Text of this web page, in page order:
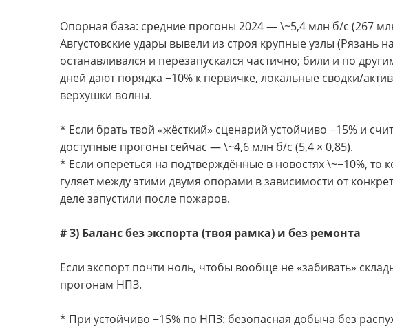
Опорная база: средние прогоны 2024 — \~5,4 млн б/с (267
Августовские удары вывели из строя крупные узлы (Рязань
останавливался и перезапускался частично; били и по
дней дают порядка −10% к первичке, локальные сводки/
верхушки волны.
* Если брать твой «жёсткий» сценарий устойчиво −15% и
доступные прогоны сейчас — \~4,6 млн б/с (5,4 × 0,85).
* Если опереться на подтверждённые в новостях \~−10%, то
гуляет между этими двумя опорами в зависимости от
деле запустили после пожаров.
# 3) Баланс без экспорта (твоя рамка) и без ремонта
Если экспорт почти ноль, чтобы вообще не «забивать»
прогонам НПЗ.
* При устойчиво −15% по НПЗ: безопасная добыча без